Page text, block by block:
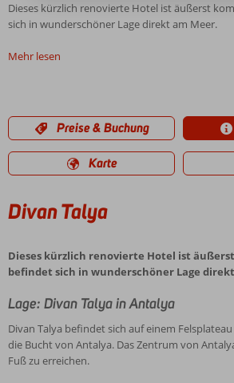
Dieses kürzlich renovierte Hotel ist äußerst
sich in wunderschöner Lage direkt am Meer.
Mehr lesen
Preise & Buchung
Karte
Divan Talya
Dieses kürzlich renovierte Hotel ist
befindet sich in wunderschöner Lage
Lage: Divan Talya in Antalya
Divan Talya befindet sich auf einem
die Bucht von Antalya. Das Zentrum von
Fuß zu erreichen.